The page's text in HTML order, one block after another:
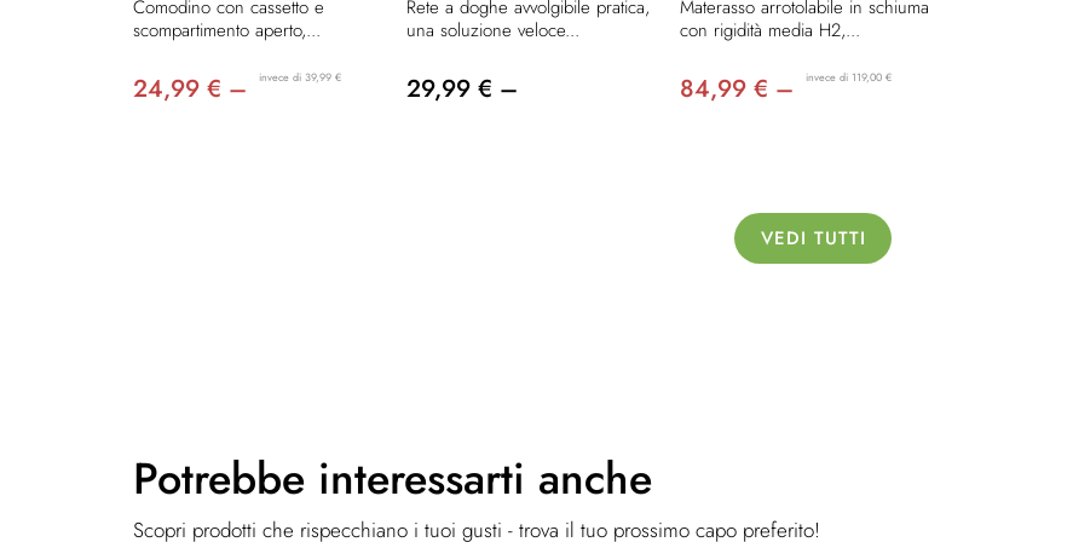
Comodino con cassetto e
scompartimento aperto,...
24,99 € – invece di 39,99 €
Rete a doghe avvolgibile pratica,
una soluzione veloce...
29,99 € –
Materasso arrotolabile in schiuma
con rigidità media H2,...
84,99 € – invece di 119,00 €
VEDI TUTTI
Potrebbe interessarti anche
Scopri prodotti che rispecchiano i tuoi gusti - trova il tuo prossimo capo preferito!